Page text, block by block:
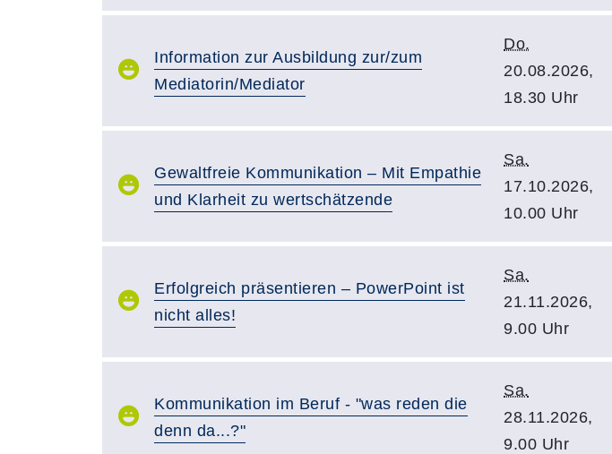
Information zur Ausbildung zur/zum
Mediatorin/Mediator
Do.
20.08.2026,
18.30 Uhr
Gewaltfreie Kommunikation – Mit Empathie
und Klarheit zu wertschätzende
Sa.
17.10.2026,
10.00 Uhr
Erfolgreich präsentieren – PowerPoint ist
nicht alles!
Sa.
21.11.2026,
9.00 Uhr
Kommunikation im Beruf - "was reden die
denn da...?"
Sa.
28.11.2026,
9.00 Uhr